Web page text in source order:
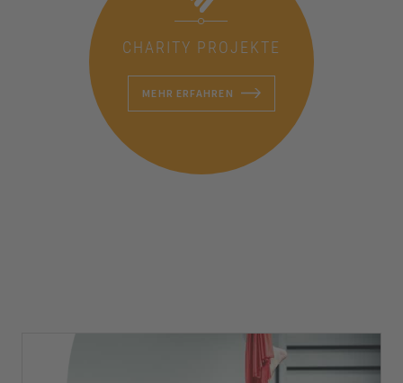
CHARITY PROJEKTE
MEHR ERFAHREN